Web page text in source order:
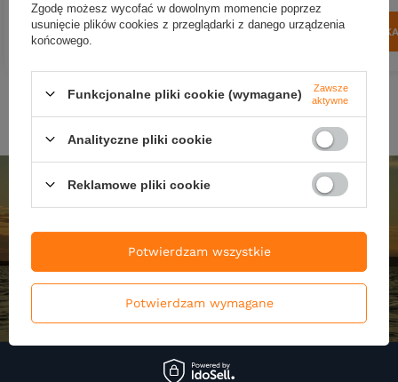
Ilość produktówDO KOSZYKA DO
Zgodę możesz wycofać w dowolnym momencie poprzez
usunięcie plików cookies z przeglądarki z danego urządzenia
końcowego.
Funkcjonalne pliki cookie (wymagane)
Zawsze
aktywne
Analityczne pliki cookie
Reklamowe pliki cookie
Potwierdzam wymagane
Potwierdzam wszystkie